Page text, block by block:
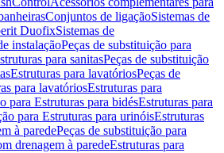
Conjuntos de ligaçãoSistemas de
DuofixSistemas de
instalaçãoPeças de substituição para
para sanitasPeças de substituição
Estruturas para lavatóriosPeças de
para lavatóriosEstruturas para
para Estruturas para bidésEstruturas para
para Estruturas para urinóisEstruturas
à paredePeças de substituição para
drenagem à paredeEstruturas para